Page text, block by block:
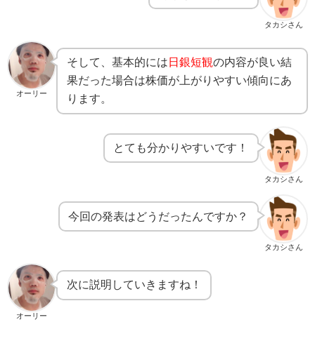
タカシさん
オーリー
そして、基本的には 日銀短観の内容が良い結
果だった場合は株価が上がりやすい傾向にあ
ります。
タカシさん
とても分かりやすいです！
タカシさん
今回の発表はどうだったんですか？
オーリー
次に説明していきますね！